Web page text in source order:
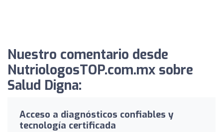
Nuestro comentario desde
NutriologosTOP.com.mx sobre
Salud Digna:
Acceso a diagnósticos confiables y
tecnología certificada